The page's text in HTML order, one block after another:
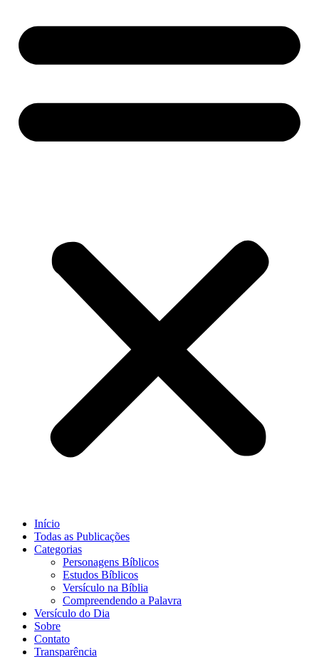
Início
Todas as Publicações
Categorias
Personagens Bíblicos
Estudos Bíblicos
Versículo na Bíblia
Compreendendo a Palavra
Versículo do Dia
Sobre
Contato
Transparência